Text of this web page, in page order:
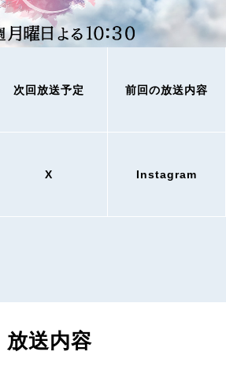
次回放送予定 前回の放送内容
X Instagram
放送内容